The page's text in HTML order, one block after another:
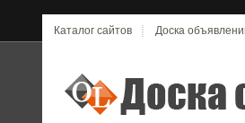
Каталог сайтов Доска